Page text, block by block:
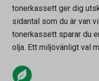
tonerkassett ger dig
sidantal som du är van
tonerkassett sparar du
olja. Ett miljövänligt val